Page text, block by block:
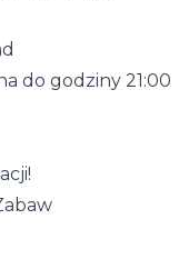
do godziny 21:00